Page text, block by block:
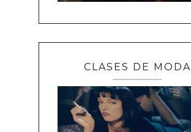
CLASES DE MODA